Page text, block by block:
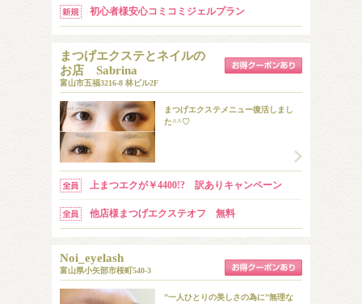
初心者様安心コミコミジェルプラン
まつげエクステとネイルの
お店 Sabrina
富山市五福3216-8 林ビル2F
まつげエクステメニュー復活しまし
た^^♡
上まつエクが￥4400!? 訳ありキャンペーン
他店様まつげエクステオフ 無料
Noi_eyelash
富山県小矢部市桜町540-3
”一人ひとりの美しさの為に”無理な